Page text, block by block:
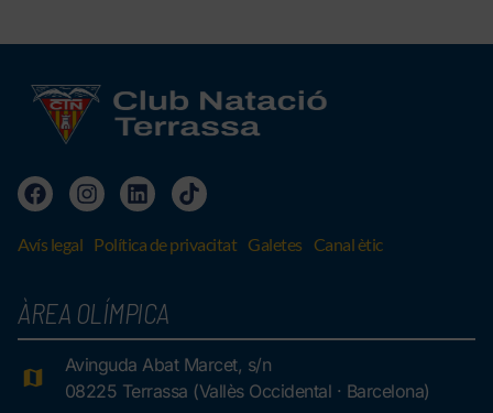
Avís legal Política de privacitat Galetes Canal ètic
ÀREA OLÍMPICA
Avinguda Abat Marcet, s/n
08225 Terrassa (Vallès Occidental · Barcelona)